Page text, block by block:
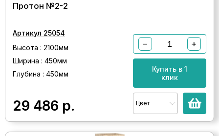
Протон №2-2
Артикул 25054
Высота : 2100мм
Ширина : 450мм
Глубина : 450мм
29 486 р.
− +
Купить в 1
клик
Цвет